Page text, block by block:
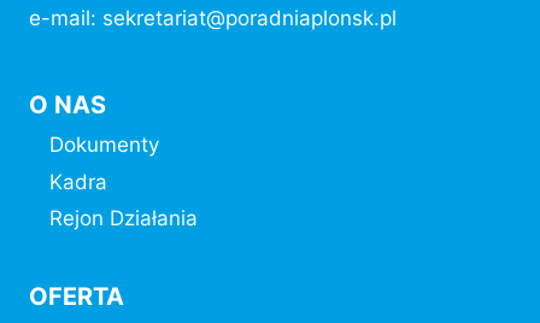
e-mail: sekretariat@poradniaplonsk.pl
O NAS
Dokumenty
Kadra
Rejon Działania
OFERTA